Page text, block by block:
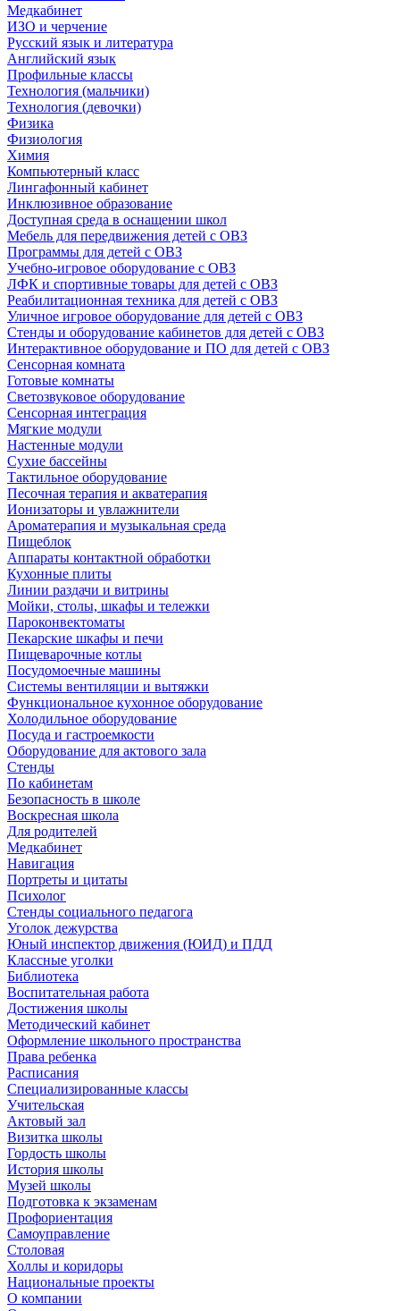
Медкабинет
ИЗО и черчение
Русский язык и литература
Английский язык
Профильные классы
Технология (мальчики)
Технология (девочки)
Физика
Физиология
Химия
Компьютерный класс
Лингафонный кабинет
Инклюзивное образование
Доступная среда в оснащении школ
Мебель для передвижения детей с ОВЗ
Программы для детей с ОВЗ
Учебно-игровое оборудование с ОВЗ
ЛФК и спортивные товары для детей с ОВЗ
Реабилитационная техника для детей с ОВЗ
Уличное игровое оборудование для детей с ОВЗ
Стенды и оборудование кабинетов для детей с ОВЗ
Интерактивное оборудование и ПО для детей с ОВЗ
Сенсорная комната
Готовые комнаты
Светозвуковое оборудование
Сенсорная интеграция
Мягкие модули
Настенные модули
Сухие бассейны
Тактильное оборудование
Песочная терапия и акватерапия
Ионизаторы и увлажнители
Ароматерапия и музыкальная среда
Пищеблок
Аппараты контактной обработки
Кухонные плиты
Линии раздачи и витрины
Мойки, столы, шкафы и тележки
Пароконвектоматы
Пекарские шкафы и печи
Пищеварочные котлы
Посудомоечные машины
Системы вентиляции и вытяжки
Функциональное кухонное оборудование
Холодильное оборудование
Посуда и гастроемкости
Оборудование для актового зала
Стенды
По кабинетам
Безопасность в школе
Воскресная школа
Для родителей
Медкабинет
Навигация
Портреты и цитаты
Психолог
Стенды социального педагога
Уголок дежурства
Юный инспектор движения (ЮИД) и ПДД
Классные уголки
Библиотека
Воспитательная работа
Достижения школы
Методический кабинет
Оформление школьного пространства
Права ребенка
Расписания
Специализированные классы
Учительская
Актовый зал
Визитка школы
Гордость школы
История школы
Музей школы
Подготовка к экзаменам
Профориентация
Самоуправление
Столовая
Холлы и коридоры
Национальные проекты
О компании